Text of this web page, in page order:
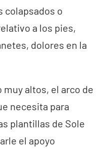
colapsados o
a los pies,
dolores en la
altos, el arco de
necesita para
plantillas de Sole
el apoyo